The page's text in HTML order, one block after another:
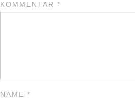
KOMMENTAR *
NAME *